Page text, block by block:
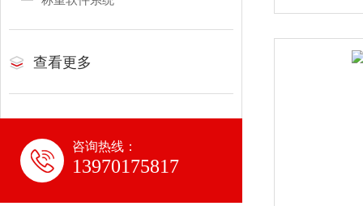
查看更多
咨询热线：
13970175817